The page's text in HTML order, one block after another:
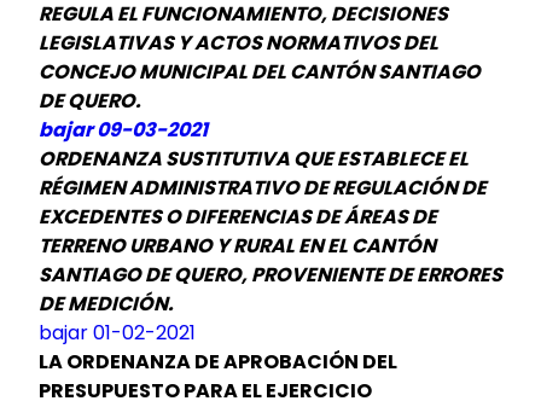
REGULA EL FUNCIONAMIENTO, DECISIONES
LEGISLATIVAS Y ACTOS NORMATIVOS DEL
CONCEJO MUNICIPAL DEL CANTÓN SANTIAGO
DE QUERO.
bajar 09-03-2021
ORDENANZA SUSTITUTIVA QUE ESTABLECE EL
RÉGIMEN ADMINISTRATIVO DE REGULACIÓN DE
EXCEDENTES O DIFERENCIAS DE ÁREAS DE
TERRENO URBANO Y RURAL EN EL CANTÓN
SANTIAGO DE QUERO, PROVENIENTE DE ERRORES
DE MEDICIÓN.
bajar 01-02-2021
LA ORDENANZA DE APROBACIÓN DEL
PRESUPUESTO PARA EL EJERCICIO